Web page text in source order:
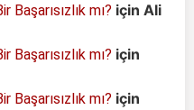
Başarısızlık mı? için Ali
Başarısızlık mı? için
Başarısızlık mı? için